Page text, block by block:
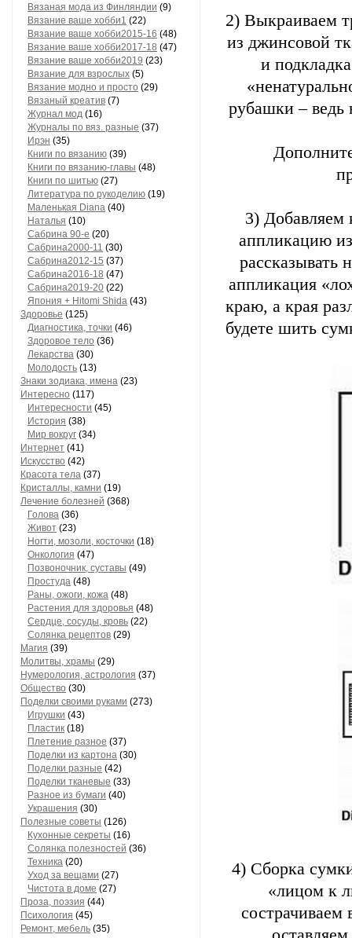
Вязаная мода из Финляндии (9)
Вязание ваше хобби1 (22)
Вязание ваше хобби2015-16 (48)
Вязание ваше хобби2017-18 (47)
Вязание ваше хобби2019 (23)
Вязание для взрослых (5)
Вязание модно и просто (29)
Вязаный креатив (7)
Журнал мод (16)
Журналы по вяз. разные (37)
Ирэн (35)
Книги по вязанию (39)
Книги по вязанию-главы (48)
Книги по шитью (27)
Литература по рукоделию (19)
Маленькая Diana (40)
Наталья (10)
Сaбринa 90-е (20)
Сaбринa2000-11 (30)
Сaбринa2012-15 (37)
Сaбринa2016-18 (47)
Сaбринa2019-20 (22)
Япония + Hitomi Shida (43)
Здоровье (125)
Диагностика, точки (46)
Здоровое тело (36)
Лекарства (30)
Молодость (13)
Знаки зодиака, имена (23)
Интересно (117)
Интересности (45)
История (38)
Мир вокруг (34)
Интернет (41)
Искусство (42)
Красота тела (37)
Кристаллы, камни (19)
Лечение болезней (368)
Голова (36)
Живот (23)
Ногти, мозоли, косточки (18)
Онкология (47)
Позвоночник, суставы (49)
Простуда (48)
Раны, ожоги, кожа (48)
Растения для здоровья (48)
Сердце, сосуды, кровь (22)
Солянка рецептов (29)
Магия (39)
Молитвы, храмы (29)
Нумерология, астрология (37)
Общество (30)
Поделки своими руками (273)
Игрушки (43)
Пластик (18)
Плетение разное (37)
Поделки из картона (30)
Поделки разные (42)
Поделки тканевые (33)
Разное из бумаги (40)
Украшения (30)
Полезные советы (126)
Кухонные секреты (16)
Солянка полезностей (36)
Техника (20)
Уход за вещами (27)
Чистота в доме (27)
Проза, поэзия (44)
Психология (45)
Ремонт, мебель (35)
2) Выкраиваем
из джинсовой
и
рубашки – ведь
3) Добавляем
аппликацию
рассказывать
аппликация
краю, а края
будете шить
4) Сборка
«лицом к